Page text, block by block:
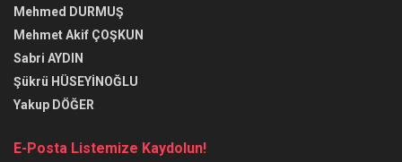
Mehmed DURMUŞ
Mehmet Akif ÇOŞKUN
Sabri AYDIN
Şükrü HÜSEYİNOĞLU
Yakup DÖĞER
E-Posta Listemize Kaydolun!